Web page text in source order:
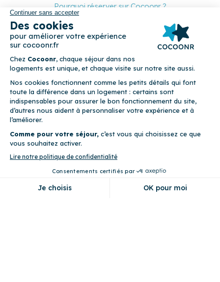
Pourquoi réserver sur Cocoonr ?
Cocoonr Collection
Les offres Cocoonr
Comparez nos offres
Mon compte propriétaire
Parrainez vos proches
Cocoonr X Espaces Atypiques
Magazine
Professionnels
Notre réseau de conciergeries
Devenez conciergerie partenaire
Devenez apporteur d’affaires